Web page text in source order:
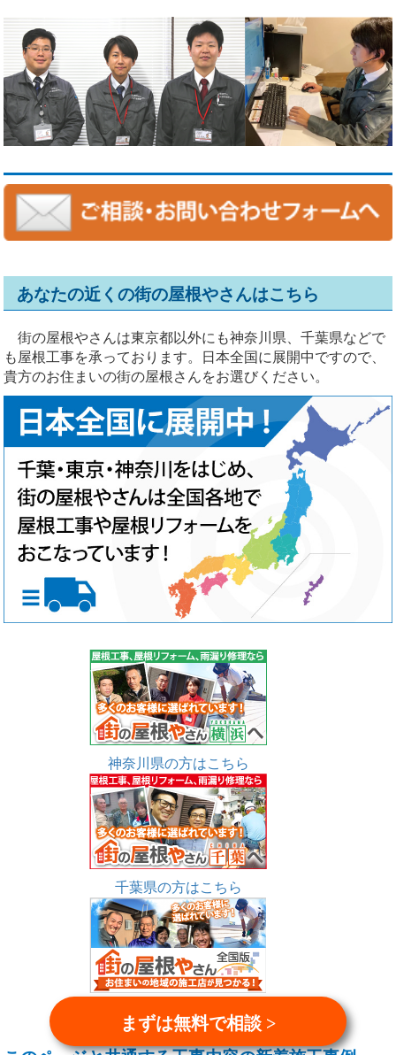
あなたの近くの街の屋根やさんはこちら
街の屋根やさんは東京都以外にも神奈川県、千葉県などで
も屋根工事を承っております。日本全国に展開中ですので、
貴方のお住まいの街の屋根さんをお選びください。
神奈川県の方はこちら
千葉県の方はこちら
全国版はこちら
まずは無料で相談 >